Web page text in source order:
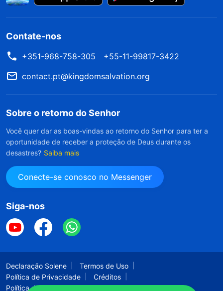
Contate-nos
+351-968-758-305
+55-11-99817-3422
contact.pt@kingdomsalvation.org
Sobre o retorno do Senhor
Você quer dar as boas-vindas ao retorno do Senhor para ter a
oportunidade de receber a proteção de Deus durante os
desastres? Saiba mais
Conecte-se conosco no Messenger
Siga-nos
Declaração Solene
Termos de Uso
Política de Privacidade
Créditos
Política de Cookies